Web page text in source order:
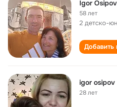
Igor Osipov
58 лет
2 детско-
Добавить
igor osipov
28 лет